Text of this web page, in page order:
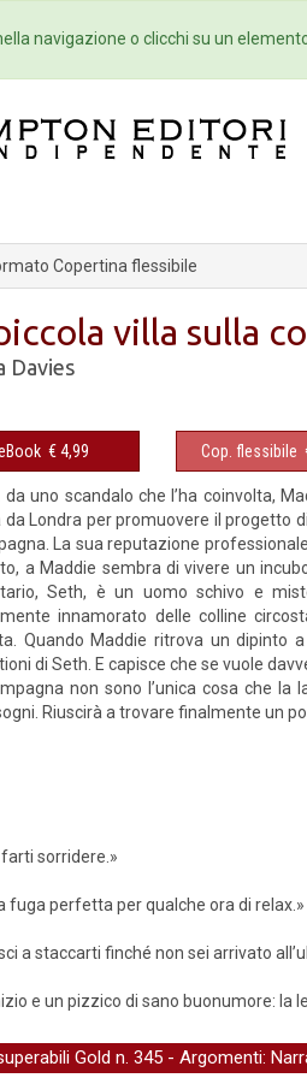
Eventi Collane
Copertina flessibile
villa sulla
Davies
€ 4,99 Cop. flessibile
da uno scandalo che l’ha coinvolta,
da Londra per promuovere il progetto
La sua reputazione
a Maddie sembra di vivere un
Seth, è un uomo schivo e
innamorato delle colline
Quando Maddie ritrova un dipinto
di Seth. E capisce che se vuole
non sono l’unica cosa che
Riuscirà a trovare finalmente un
sorridere.»
fuga perfetta per qualche ora di relax.»
a staccarti finché non sei arrivato
e un pizzico di sano buonumore: la
Gold n. 345 - Argomenti:
navigazione o clicchi su un